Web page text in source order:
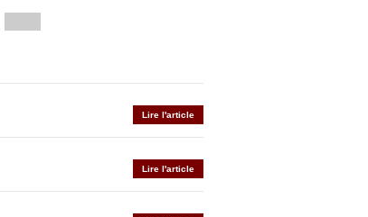
Lire l'article
Lire l'article